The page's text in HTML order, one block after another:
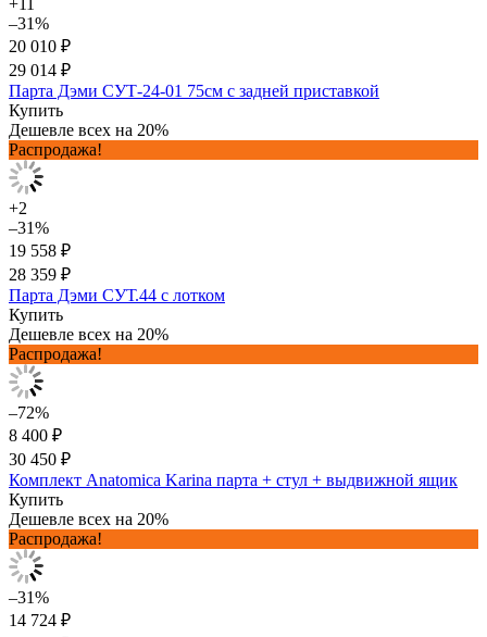
–31%
20 010 ₽
29 014 ₽
Парта Дэми СУТ-24-01 75см с задней приставкой
Купить
Дешевле всех на 20%
Распродажа!
+2
–31%
19 558 ₽
28 359 ₽
Парта Дэми СУТ.44 с лотком
Купить
Дешевле всех на 20%
Распродажа!
–72%
8 400 ₽
30 450 ₽
Комплект Anatomica Karina парта + стул + выдвижной ящик
Купить
Дешевле всех на 20%
Распродажа!
–31%
14 724 ₽